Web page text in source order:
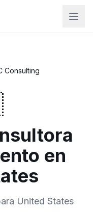
Consulting
en
United States